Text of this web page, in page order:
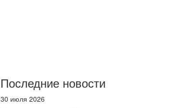
Последние новости
30 июля 2026